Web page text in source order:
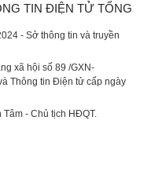
TIN ĐIỆN TỬ TỔNG
- Sở thông tin và truyền
xã hội số 89 /GXN-
Thông tin Điện tử cấp ngày
- Chủ tịch HĐQT.